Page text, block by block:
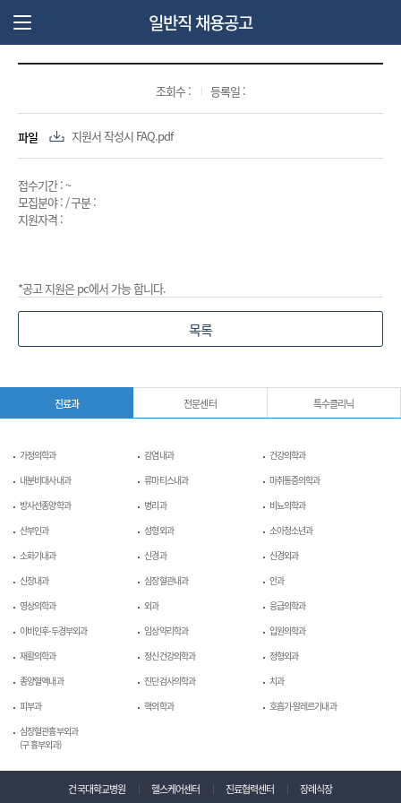
일반직 채용공고
조회수 : 등록일 :
파일 지원서 작성시 FAQ.pdf
접수기간 : ~
모집분야 : / 구분 :
지원자격 :
*공고 지원은 pc에서 가능 합니다.
목록
진료과 전문센터 특수클리닉
가정의학과 감염내과
건강의학과
내분비대사내과
류마티스내과
마취통증의학과
방사선종양학과
병리과
비뇨의학과
산부인과
성형외과
소아청소년과
소화기내과
신경과
신경외과
신장내과
심장혈관내과
안과
영상의학과
외과
응급의학과
이비인후-두경부외과
임상약리학과
입원의학과
재활의학과
정신건강의학과
정형외과
종양혈액내과
진단검사의학과
치과
피부과
핵의학과
호흡기-알레르기내과
심장혈관흉부외과
(구 흉부외과)
건국대학교병원 헬스케어센터 진료협력센터 장례식장